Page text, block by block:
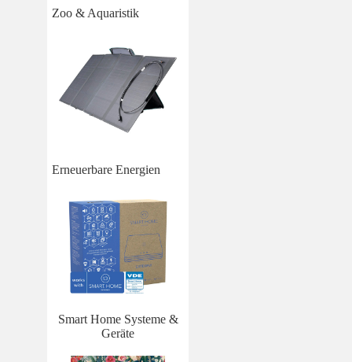
Zoo & Aquaristik
Erneuerbare Energien
Smart Home Systeme &
Geräte